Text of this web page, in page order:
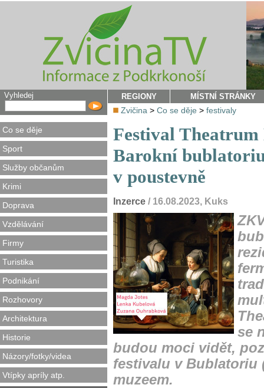
Vyhledej
Co se děje
Sport
Služby občanům
Krimi
Doprava
Vzdělávání
Firmy
Turistika
Podnikání
Rozhovory
Architektura
Historie
Názory/fotky/videa
Vtípky apríly atp.
REGIONY MÍSTNÍ STRÁNKY
Zvičina > Co se děje > festivaly
Festival
Barokní
v poustevně
Inzerce / 16.08.2023, Kuks
se
budou moci vidět,
festivalu v Bublatoriu
muzeem.